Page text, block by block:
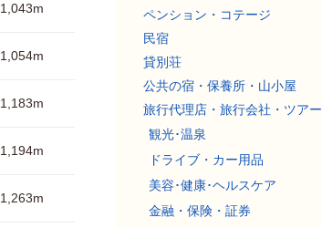
1,043m
1,054m
1,183m
1,194m
1,263m
ペンション・コテージ
民宿
貸別荘
公共の宿・保養所・山小屋
旅行代理店・旅行会社・ツアー
観光･温泉
ドライブ・カー用品
美容･健康･ヘルスケア
金融・保険・証券